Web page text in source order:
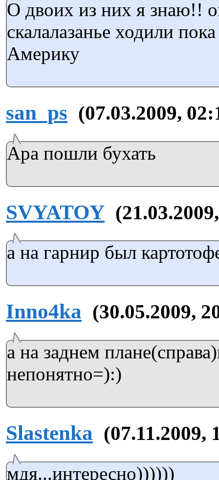
О двоих из них я знаю!!
скалалазанье ходили
Америку
san_ps (07.03.2009,
Ара пошли бухать
SVYATOY
а на гарнир был
Inno4ka (30.05.2009,
а на заднем
непонятно=):)
Slastenka (07.11.2009,
мдя...интересно))))))